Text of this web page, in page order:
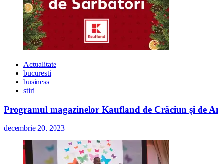
Actualitate
bucuresti
business
stiri
Programul magazinelor Kaufland de Crăciun și de
decembrie 20, 2023